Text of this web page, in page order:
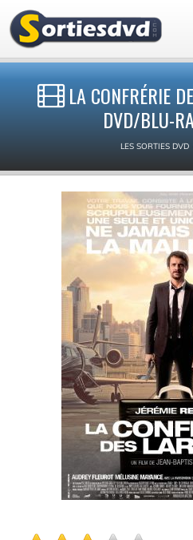
LA CONFRÉRIE
DVD/BLU-
LES SORTIES DVD